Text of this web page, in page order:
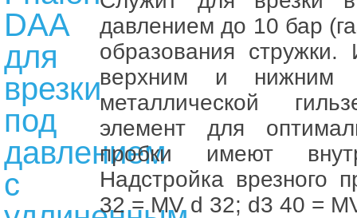
давлением до 10 бар
образования
верхним и нижним
металлической
элемент для
пробки имеют
Надстройка врезного
32 = MV d 32; d3 40 =